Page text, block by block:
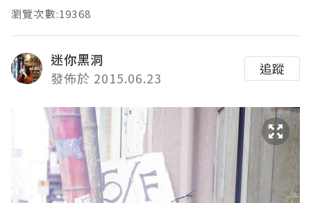
瀏覽次數:19368
迷你黑洞
發佈於 2015.06.23
追蹤